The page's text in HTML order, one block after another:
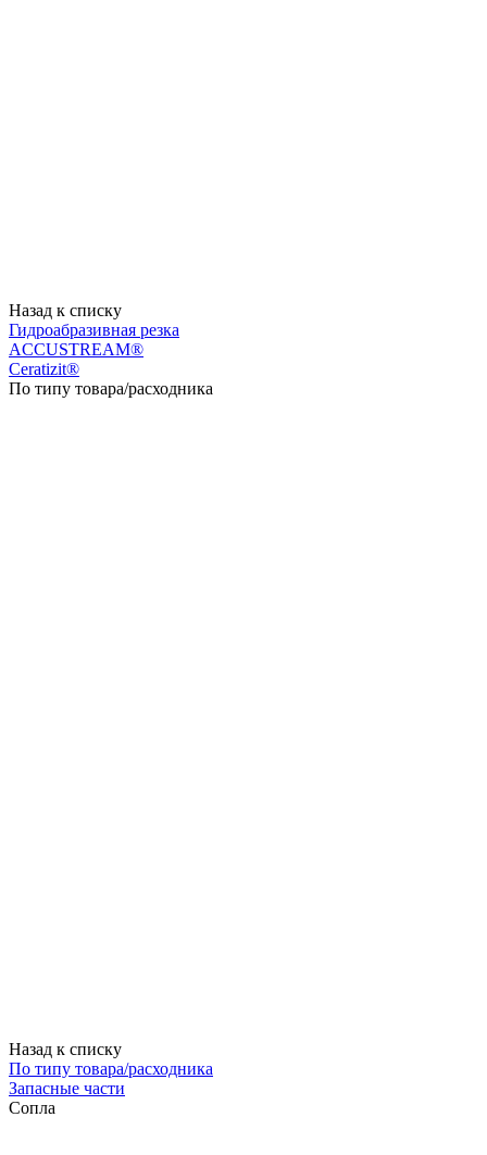
Назад к списку
Гидроабразивная резка
ACCUSTREAM®
Ceratizit®
По типу товара/расходника
Назад к списку
По типу товара/расходника
Запасные части
Сопла